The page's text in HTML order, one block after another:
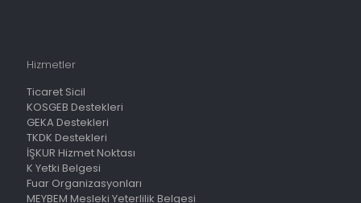
Hizmetler
Ticaret Sicil
KOSGEB Destekleri
GEKA Destekleri
TKDK Destekleri
İŞKUR Hizmet Noktası
K Yetki Belgesi
Fuar Organizasyonları
MEYBEM Mesleki Yeterlilik Belgesi